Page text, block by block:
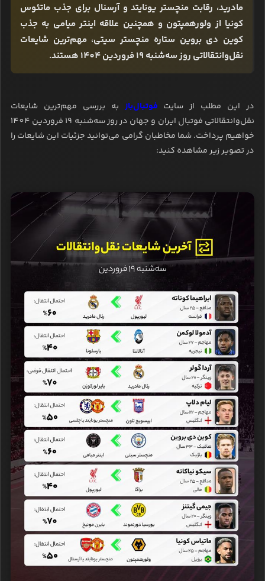
مادرید، رقابت منچستر یونایتد و آرسنال برای جذب ماتئوس
کونیا از ولورهمپتون و همچنین علاقه اینتر میامی به جذب
کوین دی بروین ستاره منچستر سیتی، مهم‌ترین شایعات
نقل‌وانتقالاتی روز سه‌شنبه 19 فروردین 1404 هستند.
در این مطلب از سایت فوتبال‌باز به بررسی مهم‌ترین شایعات
نقل‌وانتقالاتی فوتبال ایران و جهان در روز سه‌شنبه 19 فروردین 1404
خواهیم پرداخت. شما مخاطبان گرامی می‌توانید جزئیات این شایعات را
در تصویر زیر مشاهده کنید: